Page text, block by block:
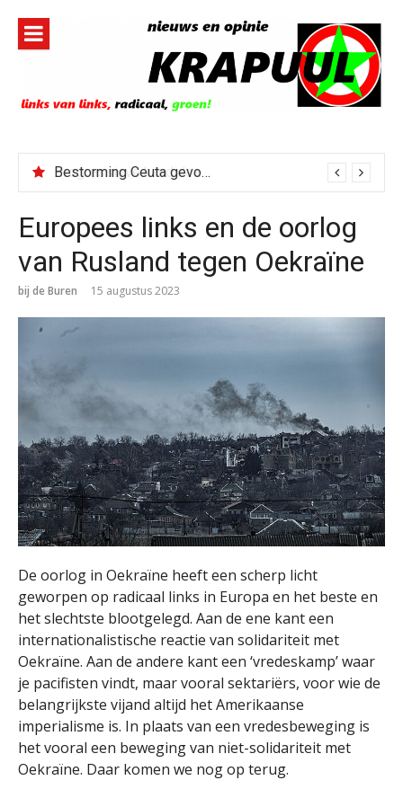
inhoud
Bestorming Ceuta gevolg van op sociale media verspreide hoax?
Europees links en de oorlog
van Rusland tegen Oekraïne
bij de Buren 15 augustus 2023
De oorlog in Oekraïne heeft een scherp licht
geworpen op radicaal links in Europa en het beste en
het slechtste blootgelegd. Aan de ene kant een
internationalistische reactie van solidariteit met
Oekraïne. Aan de andere kant een ‘vredeskamp’ waar
je pacifisten vindt, maar vooral sektariërs, voor wie de
belangrijkste vijand altijd het Amerikaanse
imperialisme is. In plaats van een vredesbeweging is
het vooral een beweging van niet-solidariteit met
Oekraïne. Daar komen we nog op terug.